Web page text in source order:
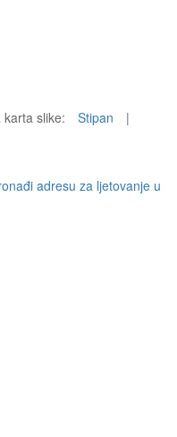
slike: Stipan
|
adresu za ljetovanje u